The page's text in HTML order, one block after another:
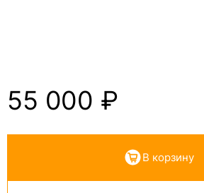
55 000 ₽
В корзину